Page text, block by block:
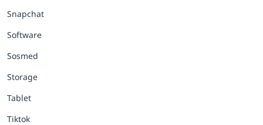
Snapchat
Software
Sosmed
Storage
Tablet
Tiktok